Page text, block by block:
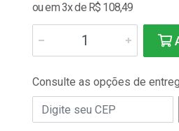
ou em 3x de R$ 108,49
Consulte as opções de